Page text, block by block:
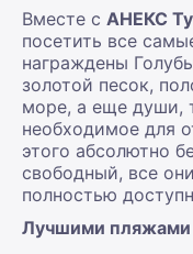
Вместе с АНЕКС
посетить все
награждены
золотой песок,
море, а еще души,
необходимое для
этого абсолютно
свободный, все
полностью
Лучшими пляжами